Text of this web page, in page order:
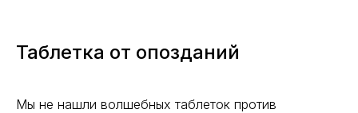
Таблетка от опозданий
Мы не нашли волшебных таблеток против